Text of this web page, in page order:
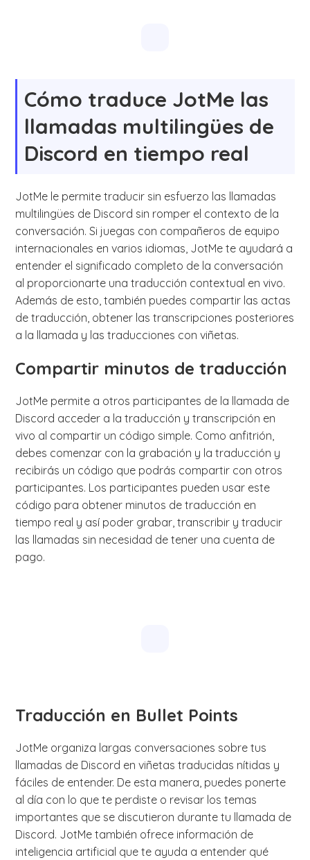
Cómo traduce JotMe las
llamadas multilingües de
Discord en tiempo real
JotMe le permite traducir sin esfuerzo las llamadas
multilingües de Discord sin romper el contexto de la
conversación. Si juegas con compañeros de equipo
internacionales en varios idiomas, JotMe te ayudará a
entender el significado completo de la conversación
al proporcionarte una traducción contextual en vivo.
Además de esto, también puedes compartir las actas
de traducción, obtener las transcripciones posteriores
a la llamada y las traducciones con viñetas.
Compartir minutos de traducción
JotMe permite a otros participantes de la llamada de
Discord acceder a la traducción y transcripción en
vivo al compartir un código simple. Como anfitrión,
debes comenzar con la grabación y la traducción y
recibirás un código que podrás compartir con otros
participantes. Los participantes pueden usar este
código para obtener minutos de traducción en
tiempo real y así poder grabar, transcribir y traducir
las llamadas sin necesidad de tener una cuenta de
pago.
Traducción en Bullet Points
JotMe organiza largas conversaciones sobre tus
llamadas de Discord en viñetas traducidas nítidas y
fáciles de entender. De esta manera, puedes ponerte
al día con lo que te perdiste o revisar los temas
importantes que se discutieron durante tu llamada de
Discord. JotMe también ofrece información de
inteligencia artificial que te ayuda a entender qué